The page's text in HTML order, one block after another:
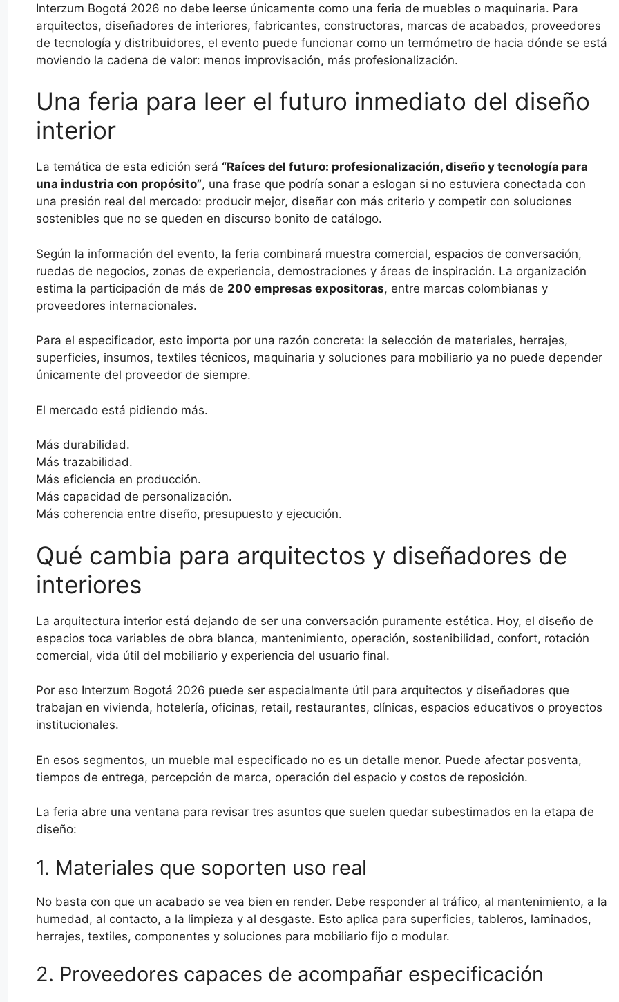
Interzum Bogotá 2026 no debe leerse únicamente como una feria de muebles o maquinaria. Para
arquitectos, diseñadores de interiores, fabricantes, constructoras, marcas de acabados, proveedores
de tecnología y distribuidores, el evento puede funcionar como un termómetro de hacia dónde se está
moviendo la cadena de valor: menos improvisación, más profesionalización.
Una feria para leer el futuro inmediato del diseño
interior
La temática de esta edición será “Raíces del futuro: profesionalización, diseño y tecnología para
una industria con propósito”, una frase que podría sonar a eslogan si no estuviera conectada con
una presión real del mercado: producir mejor, diseñar con más criterio y competir con soluciones
sostenibles que no se queden en discurso bonito de catálogo.
Según la información del evento, la feria combinará muestra comercial, espacios de conversación,
ruedas de negocios, zonas de experiencia, demostraciones y áreas de inspiración. La organización
estima la participación de más de 200 empresas expositoras, entre marcas colombianas y
proveedores internacionales.
Para el especificador, esto importa por una razón concreta: la selección de materiales, herrajes,
superficies, insumos, textiles técnicos, maquinaria y soluciones para mobiliario ya no puede depender
únicamente del proveedor de siempre.
El mercado está pidiendo más.
Más durabilidad.
Más trazabilidad.
Más eficiencia en producción.
Más capacidad de personalización.
Más coherencia entre diseño, presupuesto y ejecución.
Qué cambia para arquitectos y diseñadores de
interiores
La arquitectura interior está dejando de ser una conversación puramente estética. Hoy, el diseño de
espacios toca variables de obra blanca, mantenimiento, operación, sostenibilidad, confort, rotación
comercial, vida útil del mobiliario y experiencia del usuario final.
Por eso Interzum Bogotá 2026 puede ser especialmente útil para arquitectos y diseñadores que
trabajan en vivienda, hotelería, oficinas, retail, restaurantes, clínicas, espacios educativos o proyectos
institucionales.
En esos segmentos, un mueble mal especificado no es un detalle menor. Puede afectar posventa,
tiempos de entrega, percepción de marca, operación del espacio y costos de reposición.
La feria abre una ventana para revisar tres asuntos que suelen quedar subestimados en la etapa de
diseño:
1. Materiales que soporten uso real
No basta con que un acabado se vea bien en render. Debe responder al tráfico, al mantenimiento, a la
humedad, al contacto, a la limpieza y al desgaste. Esto aplica para superficies, tableros, laminados,
herrajes, textiles, componentes y soluciones para mobiliario fijo o modular.
2. Proveedores capaces de acompañar especificación